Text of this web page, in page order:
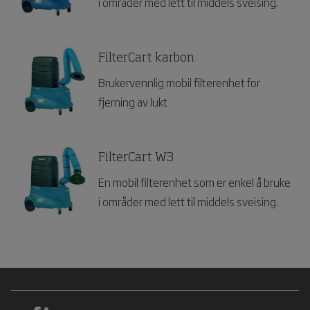
FilterCart karbon
Brukervennlig mobil filterenhet for
fjerning av lukt
FilterCart W3
En mobil filterenhet som er enkel å bruke
i områder med lett til middels sveising.